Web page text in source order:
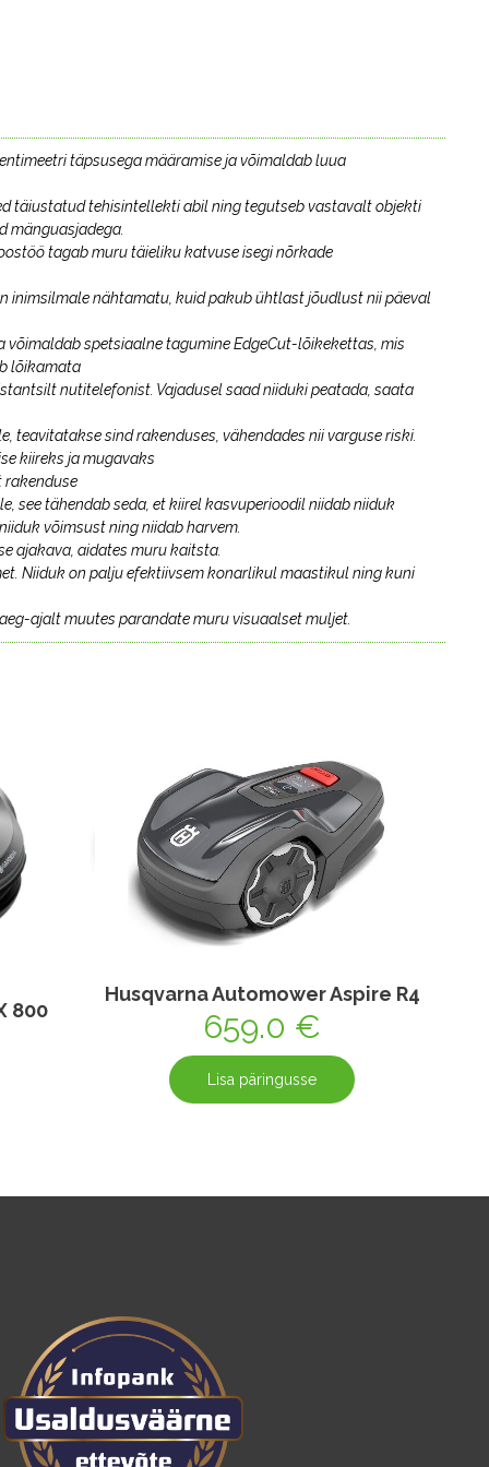
täpsusega määramise ja võimaldab luua
täiustatud tehisintellekti abil ning tegutseb vastavalt objekti
mänguasjadega.
tagab muru täieliku katvuse isegi nõrkade
nähtamatu, kuid pakub ühtlast jõudlust nii päeval
spetsiaalne tagumine EdgeCut-lõikekettas, mis
lõikamata
nutitelefonist. Vajadusel saad niiduki peatada, saata
sind rakenduses, vähendades nii varguse riski.
kiireks ja mugavaks
rakenduse
tähendab seda, et kiirel kasvuperioodil niidab niiduk
võimsust ning niidab harvem.
ajakava, aidates muru kaitsta.
Niiduk on palju efektiivsem konarlikul maastikul ning kuni
ajalt muutes parandate muru visuaalset muljet.
800
Husqvarna Automower Aspire R4
659.0 €
Lisa päringusse